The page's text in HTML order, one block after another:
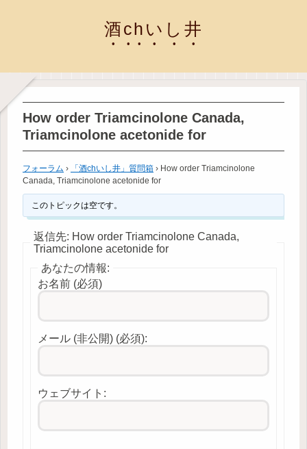
酒chいし井
How order Triamcinolone Canada,
Triamcinolone acetonide for
フォーラム › 「酒chいし井」質問箱 › How order Triamcinolone
Canada, Triamcinolone acetonide for
このトピックは空です。
返信先: How order Triamcinolone Canada,
Triamcinolone acetonide for
あなたの情報:
お名前 (必須)
メール (非公開) (必須):
ウェブサイト: